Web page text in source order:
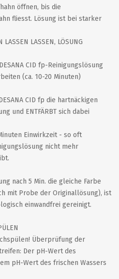
öffnen, bis die
fliesst. Lösung ist bei starker
LASSEN, LÖSUNG
CID fp-Reinigungslösung
(ca. 10-20 Minuten)
CID fp die hartnäckigen
und ENTFÄRBT sich dabei
Einwirkzeit - so oft
nicht mehr
nach 5 Min. die gleiche Farbe
mit Probe der Originallösung), ist
einwandfrei gereinigt.
Überprüfung der
Der pH-Wert des
pH-Wert des frischen Wassers